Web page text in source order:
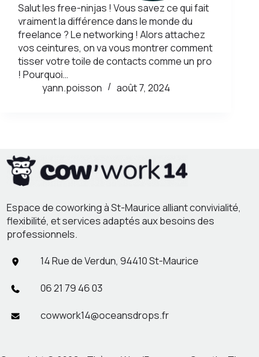
Salut les free-ninjas ! Vous savez ce qui fait
vraiment la différence dans le monde du
freelance ? Le networking ! Alors attachez
vos ceintures, on va vous montrer comment
tisser votre toile de contacts comme un pro
! Pourquoi…
yann.poisson
août 7, 2024
Espace de coworking à St-Maurice alliant convivialité,
flexibilité, et services adaptés aux besoins des
professionnels.
14 Rue de Verdun, 94410 St-Maurice
06 21 79 46 03
cowwork14@oceansdrops.fr